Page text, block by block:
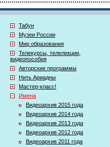
Табун
Музеи России
Мир образования
Телекурсы, телелекции,
видеопособия
Авторские программы
Нить Ариадны
Мастер-класс!
Имена
Видеоархив 2015 года
Видеоархив 2014 года
Видеоархив 2013 года
Видеоархив 2012 года
Видеоархив 2011 года